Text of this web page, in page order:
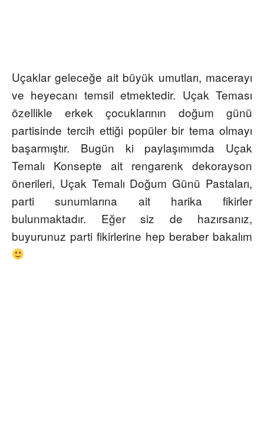
Uçaklar geleceğe ait büyük umutları, macerayı
ve heyecanı temsil etmektedir. Uçak Teması
özellikle erkek çocuklarının doğum günü
partisinde tercih ettiği popüler bir tema olmayı
başarmıştır. Bugün ki paylaşımımda Uçak
Temalı Konsepte ait rengarenk dekorayson
önerileri, Uçak Temalı Doğum Günü Pastaları,
parti sunumlarına ait harika fikirler
bulunmaktadır. Eğer siz de hazırsanız,
buyurunuz parti fikirlerine hep beraber bakalım